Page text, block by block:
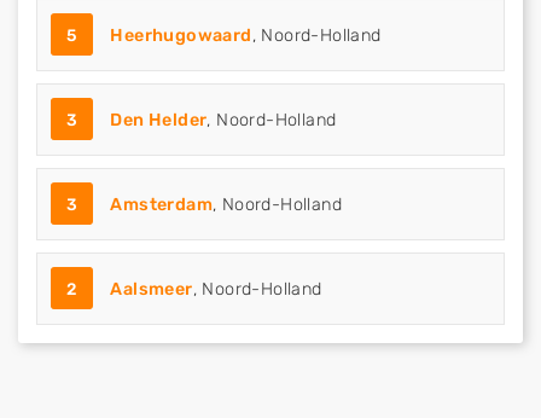
5 Heerhugowaard, Noord-Holland
3 Den Helder, Noord-Holland
3 Amsterdam, Noord-Holland
2 Aalsmeer, Noord-Holland